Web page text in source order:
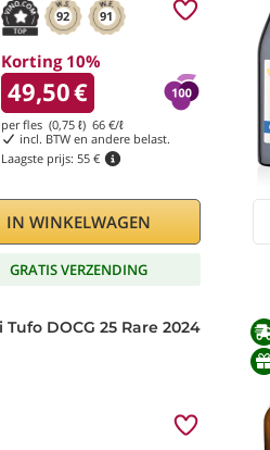
92 91
Korting 10%
49,50€
per fles (0,75 ℓ)66 €/ℓ
incl. BTW en andere belast.
Laagste prijs:55 €
IN WINKELWAGEN
GRATIS VERZENDING
Tufo DOCG 25 Rare 2024